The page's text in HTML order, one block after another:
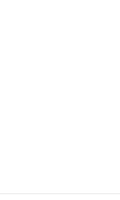
13:21頃、筑紫駅で発生した人身
合わせています。西鉄天神大牟田